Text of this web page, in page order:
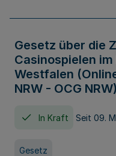
Gesetz über die
Casinospielen
Westfalen
NRW - OCG NRW)
In Kraft Seit 09.
Gesetz